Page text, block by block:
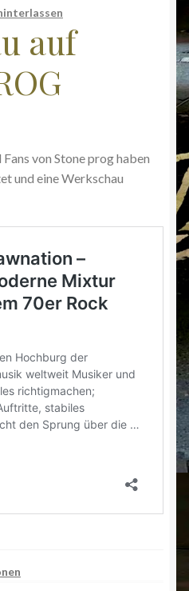
auf
von Stone prog haben
und eine Werkschau